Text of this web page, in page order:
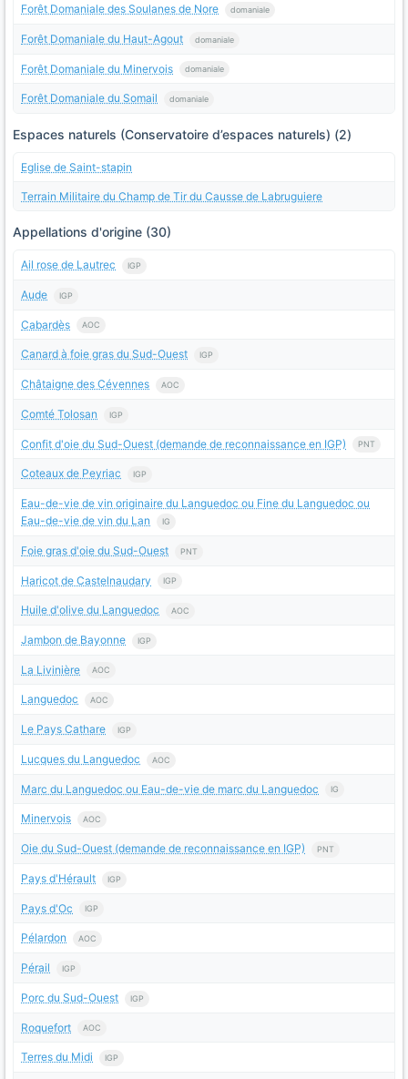
Forêt Domaniale des Soulanes de Nore domaniale
Forêt Domaniale du Haut-Agout domaniale
Forêt Domaniale du Minervois domaniale
Forêt Domaniale du Somail domaniale
Espaces naturels (Conservatoire d’espaces naturels) (2)
Eglise de Saint-stapin
Terrain Militaire du Champ de Tir du Causse de Labruguiere
Appellations d'origine (30)
Ail rose de Lautrec IGP
Aude IGP
Cabardès AOC
Canard à foie gras du Sud-Ouest IGP
Châtaigne des Cévennes AOC
Comté Tolosan IGP
Confit d'oie du Sud-Ouest (demande de reconnaissance en IGP) PNT
Coteaux de Peyriac IGP
Eau-de-vie de vin originaire du Languedoc ou Fine du Languedoc ou
Eau-de-vie de vin du Lan
IG
Foie gras d'oie du Sud-Ouest PNT
Haricot de Castelnaudary IGP
Huile d'olive du Languedoc AOC
Jambon de Bayonne IGP
La Livinière AOC
Languedoc AOC
Le Pays Cathare IGP
Lucques du Languedoc AOC
Marc du Languedoc ou Eau-de-vie de marc du Languedoc IG
Minervois AOC
Oie du Sud-Ouest (demande de reconnaissance en IGP) PNT
Pays d'Hérault IGP
Pays d'Oc IGP
Pélardon AOC
Pérail IGP
Porc du Sud-Ouest IGP
Roquefort AOC
Terres du Midi IGP